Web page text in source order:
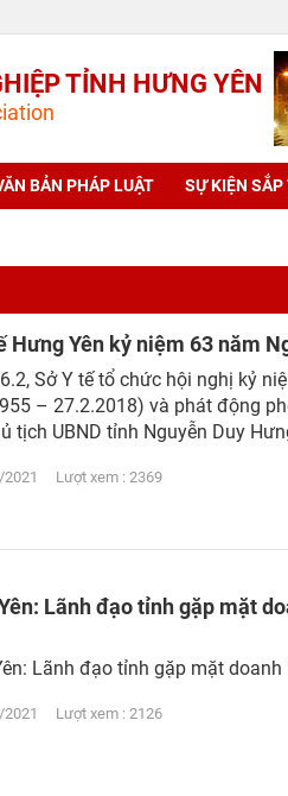
TỈNH HƯNG YÊN
BẢN PHÁP LUẬT SỰ KIỆN SẮP
Hưng Yên kỷ niệm 63 năm
Sở Y tế tổ chức hội nghị kỷ
– 27.2.2018) và phát động
tịch UBND tỉnh Nguyễn Duy
2021 Lượt xem : 2369
Lãnh đạo tỉnh gặp mặt
Lãnh đạo tỉnh gặp mặt
2021 Lượt xem : 2126